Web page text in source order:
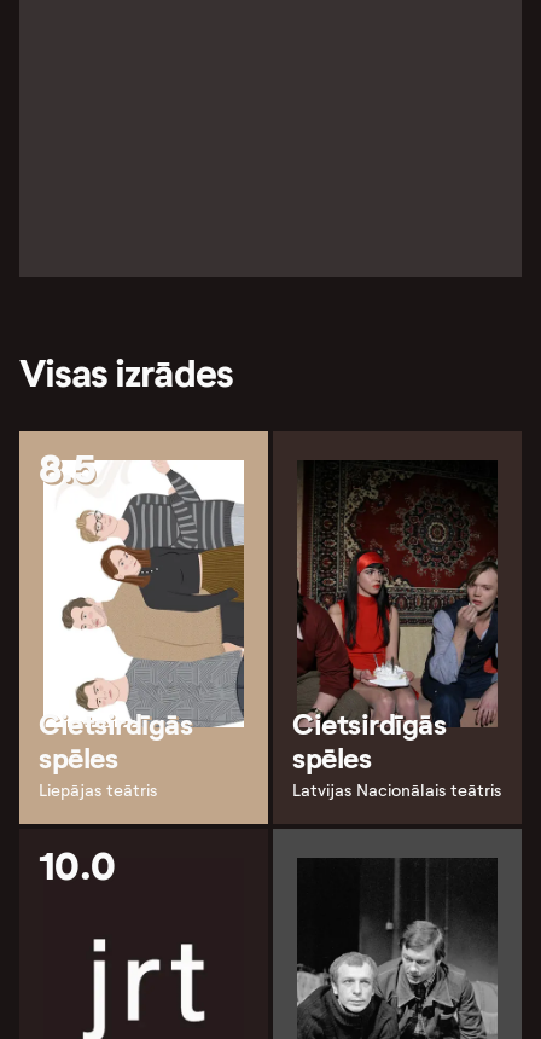
Visas izrādes
8.5
Cietsirdīgās
spēles
Liepājas teātris
Cietsirdīgās
spēles
Latvijas Nacionālais teātris
10.0